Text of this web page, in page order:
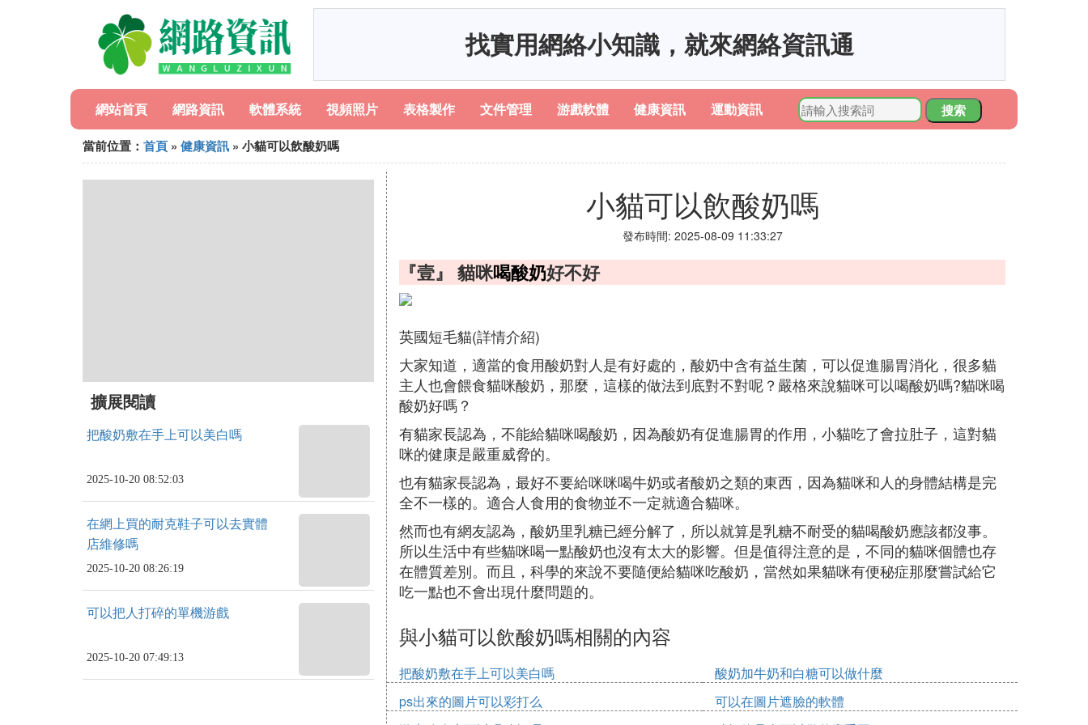
找實用網絡小知識，就來網絡資訊通
網站首頁 網路資訊 軟體系統 視頻照片 表格製作 文件管理 游戲軟體 健康資訊 運動資訊
搜索
當前位置： 首頁 » 健康資訊 » 小貓可以飲酸奶嗎
擴展閱讀
把酸奶敷在手上可以美白嗎
2025-10-20 08:52:03
在網上買的耐克鞋子可以去實體
店維修嗎
2025-10-20 08:26:19
可以把人打碎的單機游戲
2025-10-20 07:49:13
小貓可以飲酸奶嗎
發布時間: 2025-08-09 11:33:27
『壹』 貓咪喝酸奶好不好
英國短毛貓(詳情介紹)
大家知道，適當的食用酸奶對人是有好處的，酸奶中含有益生菌，可以促進腸胃消化，很多貓
主人也會餵食貓咪酸奶，那麼，這樣的做法到底對不對呢？嚴格來說貓咪可以喝酸奶嗎?貓咪喝
酸奶好嗎？
有貓家長認為，不能給貓咪喝酸奶，因為酸奶有促進腸胃的作用，小貓吃了會拉肚子，這對貓
咪的健康是嚴重威脅的。
也有貓家長認為，最好不要給咪咪喝牛奶或者酸奶之類的東西，因為貓咪和人的身體結構是完
全不一樣的。適合人食用的食物並不一定就適合貓咪。
然而也有網友認為，酸奶里乳糖已經分解了，所以就算是乳糖不耐受的貓喝酸奶應該都沒事。
所以生活中有些貓咪喝一點酸奶也沒有太大的影響。但是值得注意的是，不同的貓咪個體也存
在體質差別。而且，科學的來說不要隨便給貓咪吃酸奶，當然如果貓咪有便秘症那麼嘗試給它
吃一點也不會出現什麼問題的。
與小貓可以飲酸奶嗎相關的內容
把酸奶敷在手上可以美白嗎
酸奶加牛奶和白糖可以做什麼
ps出來的圖片可以彩打么
可以在圖片遮臉的軟體